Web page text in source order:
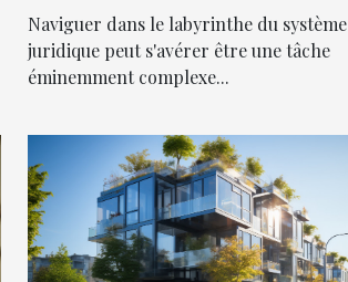
cas ?
Naviguer dans le labyrinthe du système
juridique peut s'avérer être une tâche
éminemment complexe...